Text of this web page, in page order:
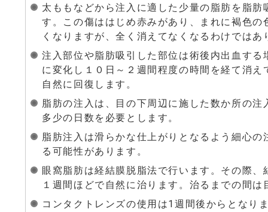
太ももなどから注入に適した少量の脂肪を脂
す。この傷ははじめ赤みがあり、まれに褐色
くなりますが、全く消えてなくなるわけではあ
注入部位や脂肪吸引した部位は術後内出血す
に変化し１０日～２週間程度の時間を経て消
自然に回復します。
脂肪の注入は、目の下周辺に施した数か所の
多少の日数を必要とします。
脂肪注入は滑らかな仕上がりとなるよう細心
る可能性があります。
眼窩脂肪は経結膜脱脂法で行います。その際
１週間ほどで自然に治ります。治るまでの間
コンタクトレンズの使用は1週間後からとなり